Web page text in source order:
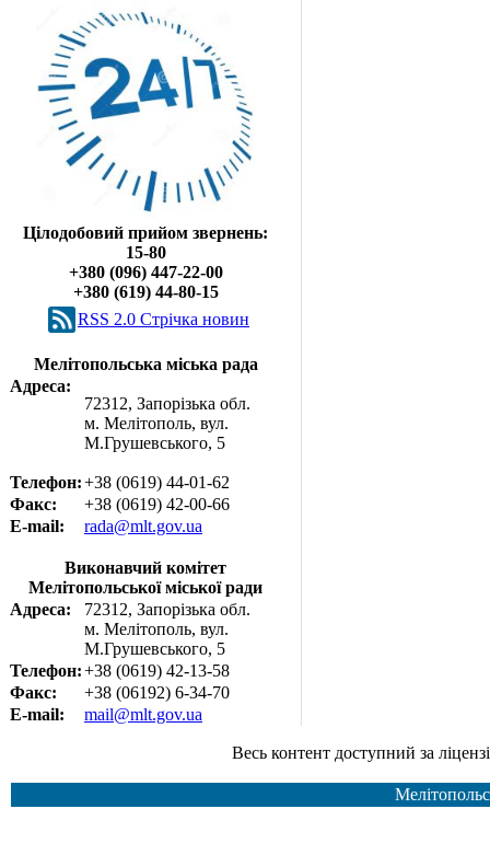
Цілодобовий прийом звернень:
15-80
+380 (096) 447-22-00
+380 (619) 44-80-15
RSS 2.0 Cтрічка новин
Мелітопольська міська рада
Адреса:
72312, Запорізька обл.
м. Мелітополь, вул.
М.Грушевського, 5
Телефон:+38 (0619) 44-01-62
Факс:
+38 (0619) 42-00-66
E-mail:
rada@mlt.gov.ua
Виконавчий комітет
Мелітопольської міської ради
Адреса:
72312, Запорізька обл.
м. Мелітополь, вул.
М.Грушевського, 5
Телефон:+38 (0619) 42-13-58
Факс:
+38 (06192) 6-34-70
E-mail:
mail@mlt.gov.ua
Весь контент доступний за ліцензією Creative